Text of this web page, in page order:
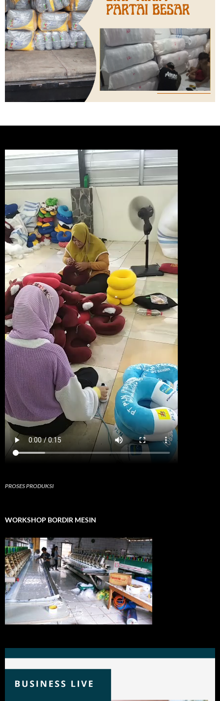
PROSES PRODUKSI
WORKSHOP BORDIR MESIN